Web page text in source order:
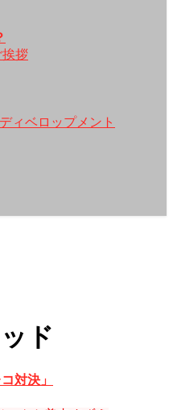
拶
ィベロップメント
ド
対決」